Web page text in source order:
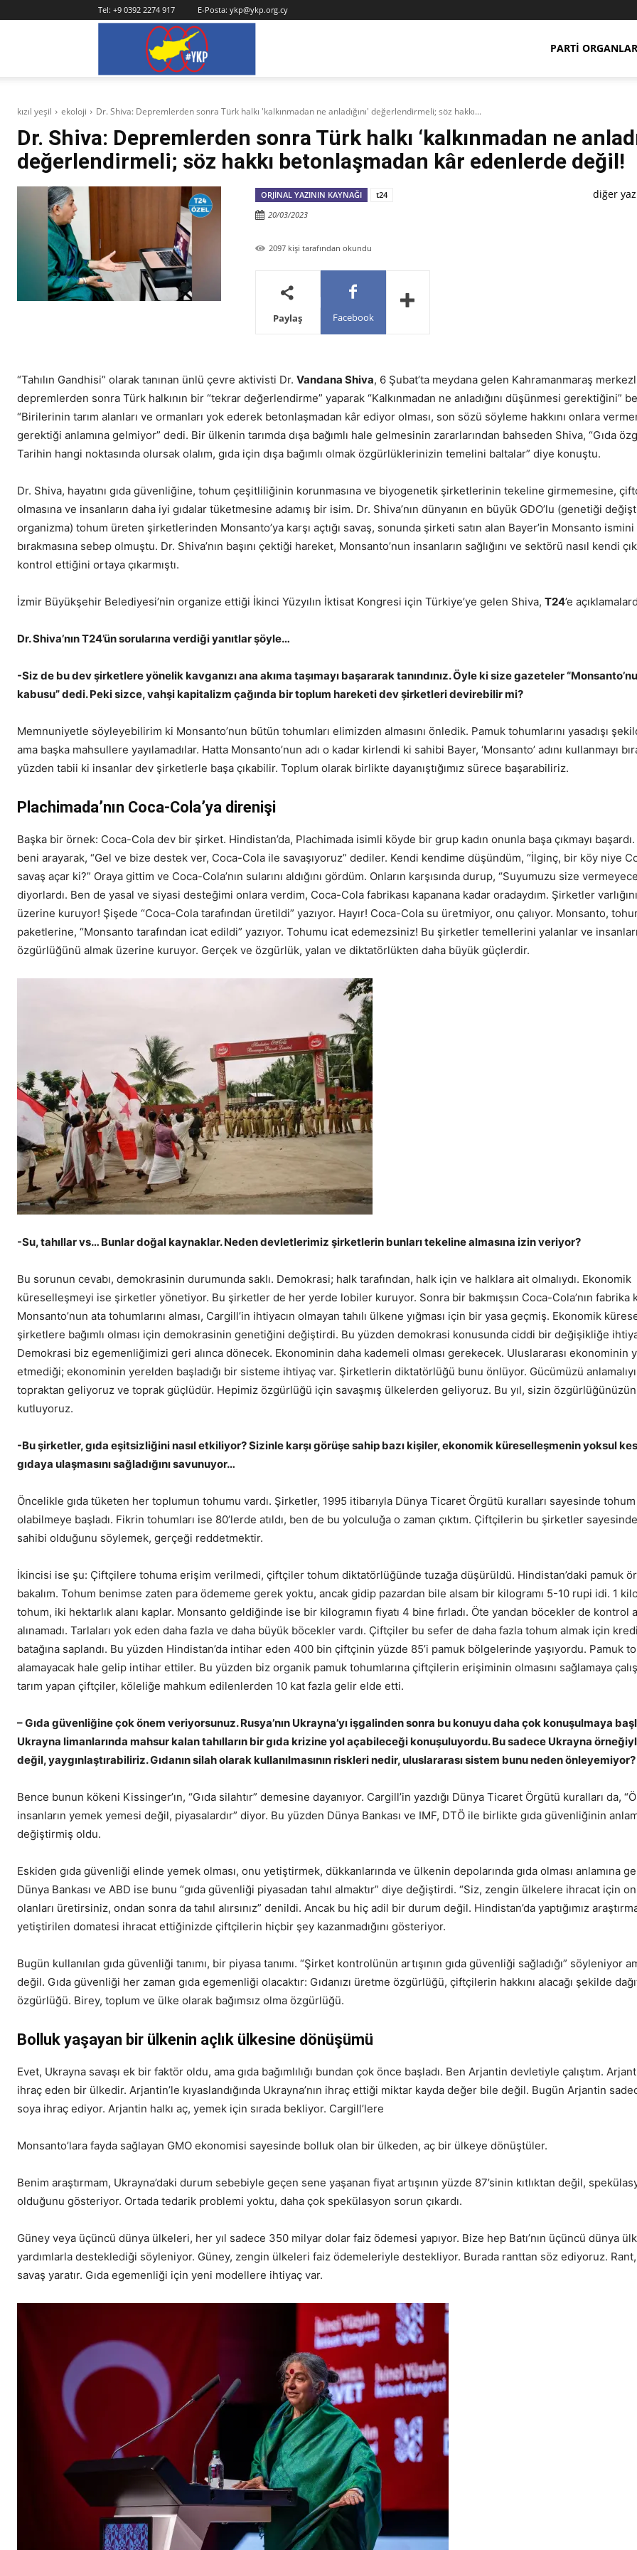
Tel: +9 0392 2274 917 E-Posta: ykp@ykp.org.cy
PARTI
kızıl yeşil ekoloji Dr. Shiva: Depremlerden sonra Türk halkı 'kalkınmadan ne anladığını' değerlendirmeli; söz hakkı...
Dr. Shiva: Depremlerden sonra Türk halkı ‘kalkınmadan ne
değerlendirmeli; söz hakkı betonlaşmadan kâr edenlerde değil!
ORJINAL YAZININ KAYNAĞI
t24
20/03/2023
2097kişi tarafından okundu
Paylaş Facebook
diğer
“Tahılın Gandhisi” olarak tanınan ünlü çevre aktivisti Dr. Vandana Shiva, 6 Şubat’ta meydana gelen Kahramanmaraş
depremlerden sonra Türk halkının bir “tekrar değerlendirme” yaparak “Kalkınmadan ne anladığını düşünmesi gerektiğini”
“Birilerinin tarım alanları ve ormanları yok ederek betonlaşmadan kâr ediyor olması, son sözü söyleme hakkını onlara
gerektiği anlamına gelmiyor” dedi. Bir ülkenin tarımda dışa bağımlı hale gelmesinin zararlarından bahseden Shiva, “Gıda
Tarihin hangi noktasında olursak olalım, gıda için dışa bağımlı olmak özgürlüklerinizin temelini baltalar” diye konuştu.
Dr. Shiva, hayatını gıda güvenliğine, tohum çeşitliliğinin korunmasına ve biyogenetik şirketlerinin tekeline girmemesine,
olmasına ve insanların daha iyi gıdalar tüketmesine adamış bir isim. Dr. Shiva’nın dünyanın en büyük GDO’lu (genetiği
organizma) tohum üreten şirketlerinden Monsanto’ya karşı açtığı savaş, sonunda şirketi satın alan Bayer’in Monsanto ismini
bırakmasına sebep olmuştu. Dr. Shiva’nın başını çektiği hareket, Monsanto’nun insanların sağlığını ve sektörü nasıl kendi
kontrol ettiğini ortaya çıkarmıştı.
İzmir Büyükşehir Belediyesi’nin organize ettiği İkinci Yüzyılın İktisat Kongresi için Türkiye’ye gelen Shiva, T24’e
Dr. Shiva’nın T24’ün sorularına verdiği yanıtlar şöyle…
-Siz de bu dev şirketlere yönelik kavganızı ana akıma taşımayı başararak tanındınız. Öyle ki size gazeteler
kabusu” dedi. Peki sizce, vahşi kapitalizm çağında bir toplum hareketi dev şirketleri devirebilir mi?
Memnuniyetle söyleyebilirim ki Monsanto’nun bütün tohumları elimizden almasını önledik. Pamuk tohumlarını yasadışı
ama başka mahsullere yayılamadılar. Hatta Monsanto’nun adı o kadar kirlendi ki sahibi Bayer, ‘Monsanto’ adını kullanmayı
yüzden tabii ki insanlar dev şirketlerle başa çıkabilir. Toplum olarak birlikte dayanıştığımız sürece başarabiliriz.
Plachimada’nın Coca-Cola’ya direnişi
Başka bir örnek: Coca-Cola dev bir şirket. Hindistan’da, Plachimada isimli köyde bir grup kadın onunla başa çıkmayı başardı.
beni arayarak, “Gel ve bize destek ver, Coca-Cola ile savaşıyoruz” dediler. Kendi kendime düşündüm, “İlginç, bir köy niye
savaş açar ki?” Oraya gittim ve Coca-Cola’nın sularını aldığını gördüm. Onların karşısında durup, “Suyumuzu size
diyorlardı. Ben de yasal ve siyasi desteğimi onlara verdim, Coca-Cola fabrikası kapanana kadar oradaydım. Şirketler
üzerine kuruyor! Şişede “Coca-Cola tarafından üretildi” yazıyor. Hayır! Coca-Cola su üretmiyor, onu çalıyor. Monsanto,
paketlerine, “Monsanto tarafından icat edildi” yazıyor. Tohumu icat edemezsiniz! Bu şirketler temellerini yalanlar ve
özgürlüğünü almak üzerine kuruyor. Gerçek ve özgürlük, yalan ve diktatörlükten daha büyük güçlerdir.
-Su, tahıllar vs… Bunlar doğal kaynaklar. Neden devletlerimiz şirketlerin bunları tekeline almasına izin veriyor?
Bu sorunun cevabı, demokrasinin durumunda saklı. Demokrasi; halk tarafından, halk için ve halklara ait olmalıydı. Ekonomik
küreselleşmeyi ise şirketler yönetiyor. Bu şirketler de her yerde lobiler kuruyor. Sonra bir bakmışsın Coca-Cola’nın fabrika
Monsanto’nun ata tohumlarını alması, Cargill’in ihtiyacın olmayan tahılı ülkene yığması için bir yasa geçmiş. Ekonomik
şirketlere bağımlı olması için demokrasinin genetiğini değiştirdi. Bu yüzden demokrasi konusunda ciddi bir değişikliğe
Demokrasi biz egemenliğimizi geri alınca dönecek. Ekonominin daha kademeli olması gerekecek. Uluslararası ekonominin
etmediği; ekonominin yerelden başladığı bir sisteme ihtiyaç var. Şirketlerin diktatörlüğü bunu önlüyor. Gücümüzü
topraktan geliyoruz ve toprak güçlüdür. Hepimiz özgürlüğü için savaşmış ülkelerden geliyoruz. Bu yıl, sizin özgürlüğünüzün
kutluyoruz.
-Bu şirketler, gıda eşitsizliğini nasıl etkiliyor? Sizinle karşı görüşe sahip bazı kişiler, ekonomik küreselleşmenin yoksul
gıdaya ulaşmasını sağladığını savunuyor…
Öncelikle gıda tüketen her toplumun tohumu vardı. Şirketler, 1995 itibarıyla Dünya Ticaret Örgütü kuralları sayesinde
olabilmeye başladı. Fikrin tohumları ise 80’lerde atıldı, ben de bu yolculuğa o zaman çıktım. Çiftçilerin bu şirketler
sahibi olduğunu söylemek, gerçeği reddetmektir.
İkincisi ise şu: Çiftçilere tohuma erişim verilmedi, çiftçiler tohum diktatörlüğünde tuzağa düşürüldü. Hindistan’daki pamuk
bakalım. Tohum benimse zaten para ödememe gerek yoktu, ancak gidip pazardan bile alsam bir kilogramı 5-10 rupi idi. 1
tohum, iki hektarlık alanı kaplar. Monsanto geldiğinde ise bir kilogramın fiyatı 4 bine fırladı. Öte yandan böcekler de kontrol
alınamadı. Tarlaları yok eden daha fazla ve daha büyük böcekler vardı. Çiftçiler bu sefer de daha fazla tohum almak için
batağına saplandı. Bu yüzden Hindistan’da intihar eden 400 bin çiftçinin yüzde 85’i pamuk bölgelerinde yaşıyordu. Pamuk
alamayacak hale gelip intihar ettiler. Bu yüzden biz organik pamuk tohumlarına çiftçilerin erişiminin olmasını sağlamaya
tarım yapan çiftçiler, köleliğe mahkum edilenlerden 10 kat fazla gelir elde etti.
– Gıda güvenliğine çok önem veriyorsunuz. Rusya’nın Ukrayna’yı işgalinden sonra bu konuyu daha çok konuşulmaya
Ukrayna limanlarında mahsur kalan tahılların bir gıda krizine yol açabileceği konuşuluyordu. Bu sadece Ukrayna örneğiyle
değil, yaygınlaştırabiliriz. Gıdanın silah olarak kullanılmasının riskleri nedir, uluslararası sistem bunu neden önleyemiyor?
Bence bunun kökeni Kissinger’ın, “Gıda silahtır” demesine dayanıyor. Cargill’in yazdığı Dünya Ticaret Örgütü kuralları da,
insanların yemek yemesi değil, piyasalardır” diyor. Bu yüzden Dünya Bankası ve IMF, DTÖ ile birlikte gıda güvenliğinin
değiştirmiş oldu.
Eskiden gıda güvenliği elinde yemek olması, onu yetiştirmek, dükkanlarında ve ülkenin depolarında gıda olması anlamına
Dünya Bankası ve ABD ise bunu “gıda güvenliği piyasadan tahıl almaktır” diye değiştirdi. “Siz, zengin ülkelere ihracat için
olanları üretirsiniz, ondan sonra da tahıl alırsınız” denildi. Ancak bu hiç adil bir durum değil. Hindistan’da yaptığımız
yetiştirilen domatesi ihracat ettiğinizde çiftçilerin hiçbir şey kazanmadığını gösteriyor.
Bugün kullanılan gıda güvenliği tanımı, bir piyasa tanımı. “Şirket kontrolünün artışının gıda güvenliği sağladığı” söyleniyor
değil. Gıda güvenliği her zaman gıda egemenliği olacaktır: Gıdanızı üretme özgürlüğü, çiftçilerin hakkını alacağı şekilde
özgürlüğü. Birey, toplum ve ülke olarak bağımsız olma özgürlüğü.
Bolluk yaşayan bir ülkenin açlık ülkesine dönüşümü
Evet, Ukrayna savaşı ek bir faktör oldu, ama gıda bağımlılığı bundan çok önce başladı. Ben Arjantin devletiyle çalıştım.
ihraç eden bir ülkedir. Arjantin’le kıyaslandığında Ukrayna’nın ihraç ettiği miktar kayda değer bile değil. Bugün Arjantin
soya ihraç ediyor. Arjantin halkı aç, yemek için sırada bekliyor. Cargill’lere
Monsanto’lara fayda sağlayan GMO ekonomisi sayesinde bolluk olan bir ülkeden, aç bir ülkeye dönüştüler.
Benim araştırmam, Ukrayna’daki durum sebebiyle geçen sene yaşanan fiyat artışının yüzde 87’sinin kıtlıktan değil,
olduğunu gösteriyor. Ortada tedarik problemi yoktu, daha çok spekülasyon sorun çıkardı.
Güney veya üçüncü dünya ülkeleri, her yıl sadece 350 milyar dolar faiz ödemesi yapıyor. Bize hep Batı’nın üçüncü dünya
yardımlarla desteklediği söyleniyor. Güney, zengin ülkeleri faiz ödemeleriyle destekliyor. Burada ranttan söz ediyoruz. Rant,
savaş yaratır. Gıda egemenliği için yeni modellere ihtiyaç var.